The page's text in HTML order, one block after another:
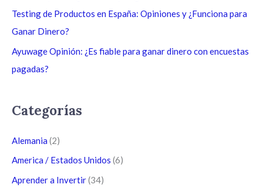
Testing de Productos en España: Opiniones y ¿Funciona para
Ganar Dinero?
Ayuwage Opinión: ¿Es fiable para ganar dinero con encuestas
pagadas?
Categorías
Alemania (2)
America / Estados Unidos (6)
Aprender a Invertir(34)